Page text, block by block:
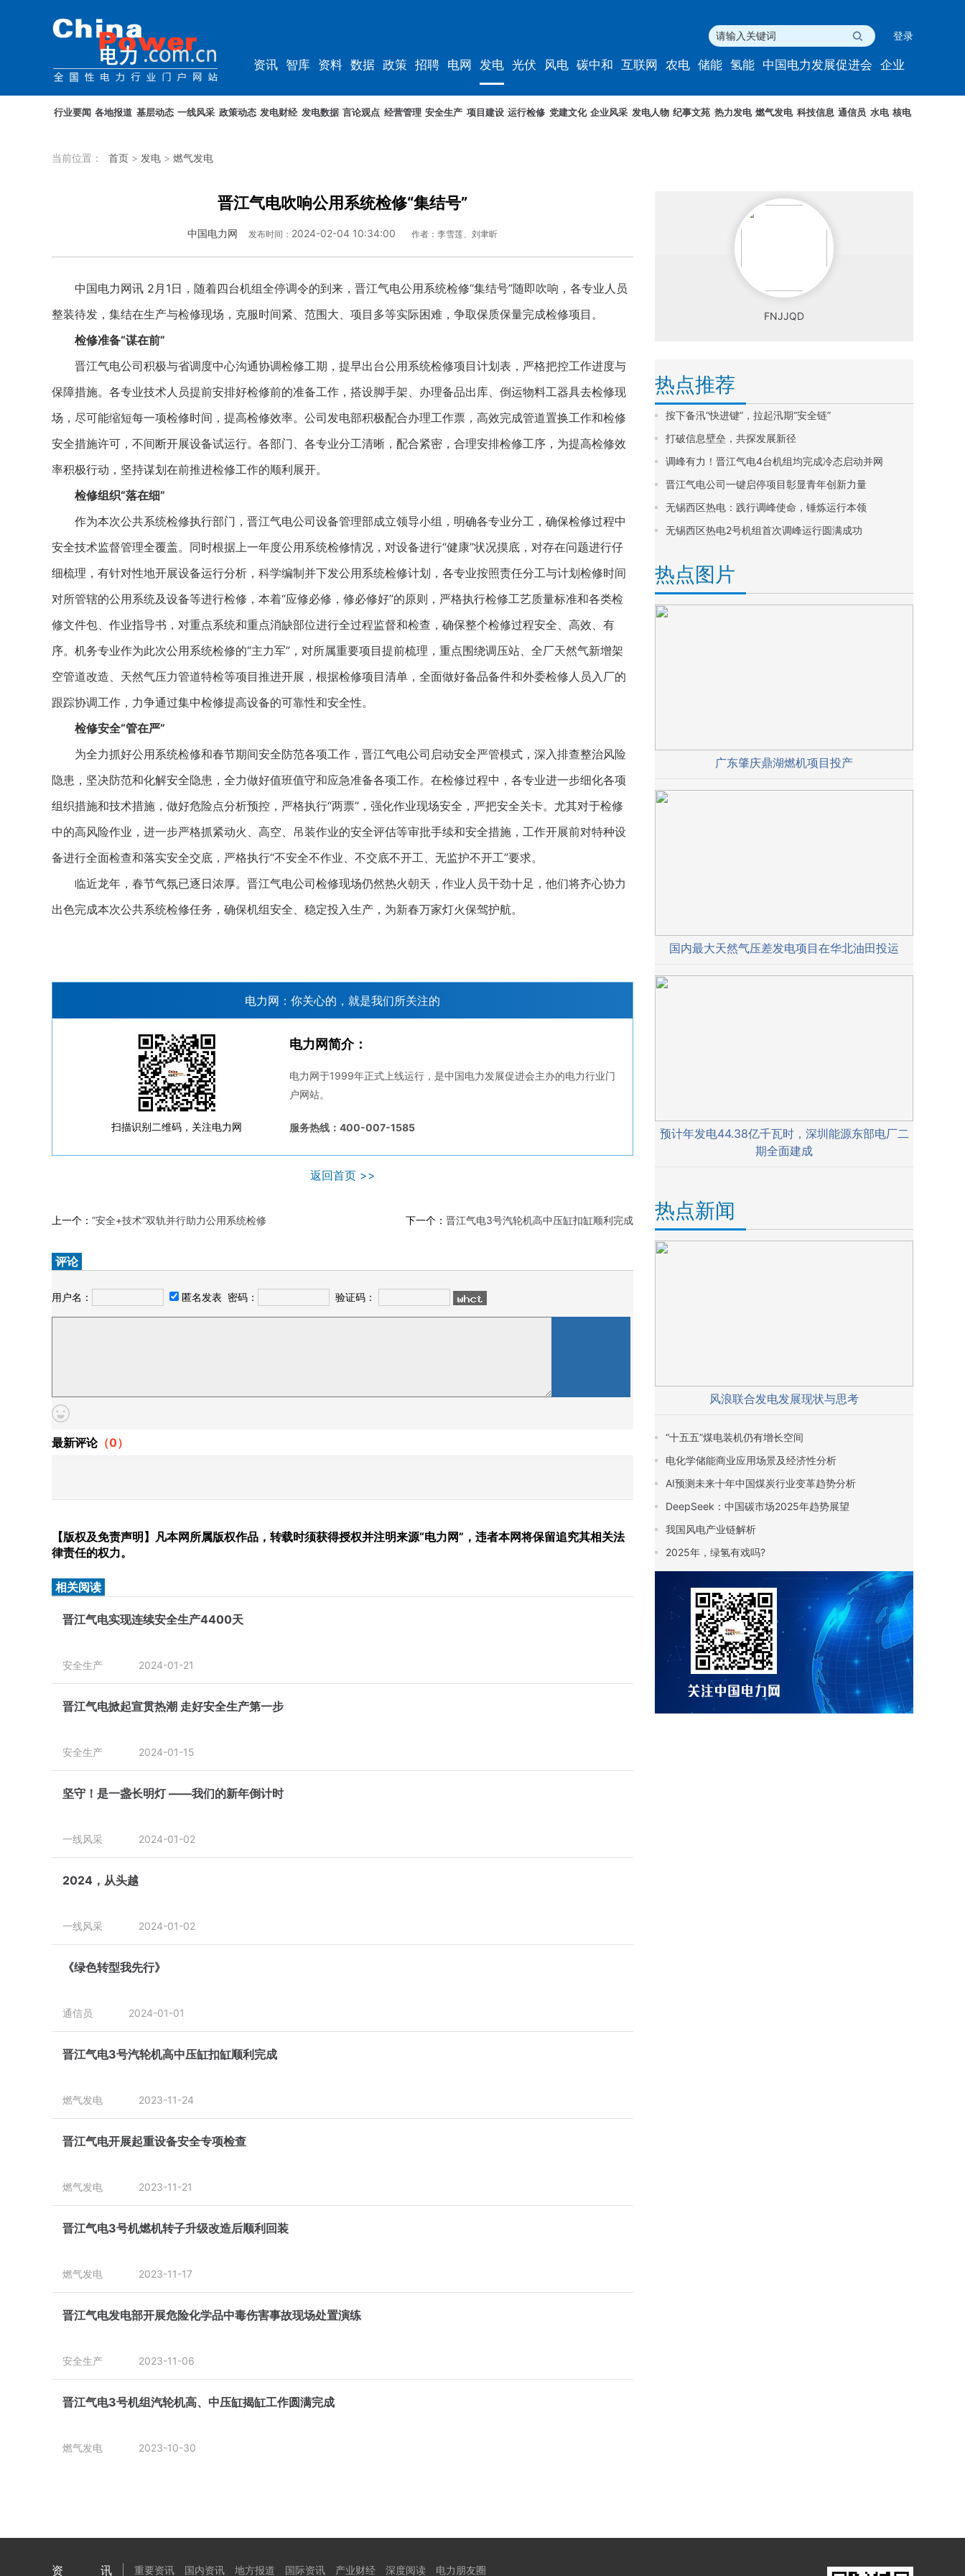
登录
资讯 智库 资料 数据 政策 招聘 电网 发电 光伏 风电 碳中和 互联网 农电 储能 氢能 中国电力发展促进会 企业
行业要闻 各地报道 基层动态 一线风采 政策动态 发电财经 发电数据 言论观点 经营管理 安全生产 项目建设 运行检修 党建文化 企业风采 发电人物 纪事文苑 热力发电 燃气发电 科技信息 通信员 水电 核电
当前位置： 首页 > 发电 > 燃气发电
晋江气电吹响公用系统检修“集结号”
中国电力网 发布时间： 2024-02-04 10:34:00 作者：李雪莲、刘聿昕
中国电力网讯 2月1日，随着四台机组全停调令的到来，晋江气电公用系统检修“集结号”随即吹响，各专业人员
整装待发，集结在生产与检修现场，克服时间紧、范围大、项目多等实际困难，争取保质保量完成检修项目。
检修准备“谋在前”
晋江气电公司积极与省调度中心沟通协调检修工期，提早出台公用系统检修项目计划表，严格把控工作进度与
保障措施。各专业技术人员提前安排好检修前的准备工作，搭设脚手架、办理备品出库、倒运物料工器具去检修现
场，尽可能缩短每一项检修时间，提高检修效率。公司发电部积极配合办理工作票，高效完成管道置换工作和检修
安全措施许可，不间断开展设备试运行。各部门、各专业分工清晰，配合紧密，合理安排检修工序，为提高检修效
率积极行动，坚持谋划在前推进检修工作的顺利展开。
检修组织“落在细”
作为本次公共系统检修执行部门，晋江气电公司设备管理部成立领导小组，明确各专业分工，确保检修过程中
安全技术监督管理全覆盖。同时根据上一年度公用系统检修情况，对设备进行“健康”状况摸底，对存在问题进行仔
细梳理，有针对性地开展设备运行分析，科学编制并下发公用系统检修计划，各专业按照责任分工与计划检修时间
对所管辖的公用系统及设备等进行检修，本着“应修必修，修必修好”的原则，严格执行检修工艺质量标准和各类检
修文件包、作业指导书，对重点系统和重点消缺部位进行全过程监督和检查，确保整个检修过程安全、高效、有
序。机务专业作为此次公用系统检修的“主力军”，对所属重要项目提前梳理，重点围绕调压站、全厂天然气新增架
空管道改造、天然气压力管道特检等项目推进开展，根据检修项目清单，全面做好备品备件和外委检修人员入厂的
跟踪协调工作，力争通过集中检修提高设备的可靠性和安全性。
检修安全“管在严”
为全力抓好公用系统检修和春节期间安全防范各项工作，晋江气电公司启动安全严管模式，深入排查整治风险
隐患，坚决防范和化解安全隐患，全力做好值班值守和应急准备各项工作。在检修过程中，各专业进一步细化各项
组织措施和技术措施，做好危险点分析预控，严格执行“两票”，强化作业现场安全，严把安全关卡。尤其对于检修
中的高风险作业，进一步严格抓紧动火、高空、吊装作业的安全评估等审批手续和安全措施，工作开展前对特种设
备进行全面检查和落实安全交底，严格执行“不安全不作业、不交底不开工、无监护不开工”要求。
临近龙年，春节气氛已逐日浓厚。晋江气电公司检修现场仍然热火朝天，作业人员干劲十足，他们将齐心协力
出色完成本次公共系统检修任务，确保机组安全、稳定投入生产，为新春万家灯火保驾护航。
电力网：你关心的，就是我们所关注的
扫描识别二维码，关注电力网
电力网简介：
电力网于1999年正式上线运行，是中国电力发展促进会主办的电力行业门
户网站。
服务热线：400-007-1585
返回首页 >>
上一个： “安全+技术”双轨并行助力公用系统检修 下一个： 晋江气电3号汽轮机高中压缸扣缸顺利完成
评论
用户名： 匿名发表 密码： 验证码：
最新评论（0）
【版权及免责声明】凡本网所属版权作品，转载时须获得授权并注明来源“电力网”，违者本网将保留追究其相关法
律责任的权力。
相关阅读
晋江气电实现连续安全生产4400天
安全生产 2024-01-21
晋江气电掀起宣贯热潮 走好安全生产第一步
安全生产 2024-01-15
坚守！是一盏长明灯 ——我们的新年倒计时
一线风采 2024-01-02
2024，从头越
一线风采 2024-01-02
《绿色转型我先行》
通信员 2024-01-01
晋江气电3号汽轮机高中压缸扣缸顺利完成
燃气发电 2023-11-24
晋江气电开展起重设备安全专项检查
燃气发电 2023-11-21
晋江气电3号机燃机转子升级改造后顺利回装
燃气发电 2023-11-17
晋江气电发电部开展危险化学品中毒伤害事故现场处置演练
安全生产 2023-11-06
晋江气电3号机组汽轮机高、中压缸揭缸工作圆满完成
燃气发电 2023-10-30
FNJJQD
热点推荐
按下备汛“快进键”，拉起汛期“安全链”
打破信息壁垒，共探发展新径
调峰有力！晋江气电4台机组均完成冷态启动并网
晋江气电公司一键启停项目彰显青年创新力量
无锡西区热电：践行调峰使命，锤炼运行本领
无锡西区热电2号机组首次调峰运行圆满成功
热点图片
广东肇庆鼎湖燃机项目投产
国内最大天然气压差发电项目在华北油田投运
预计年发电44.38亿千瓦时，深圳能源东部电厂二
期全面建成
热点新闻
风浪联合发电发展现状与思考
“十五五”煤电装机仍有增长空间
电化学储能商业应用场景及经济性分析
AI预测未来十年中国煤炭行业变革趋势分析
DeepSeek：中国碳市场2025年趋势展望
我国风电产业链解析
2025年，绿氢有戏吗?
资讯 重要资讯 国内资讯 地方报道 国际资讯 产业财经 深度阅读 电力朋友圈